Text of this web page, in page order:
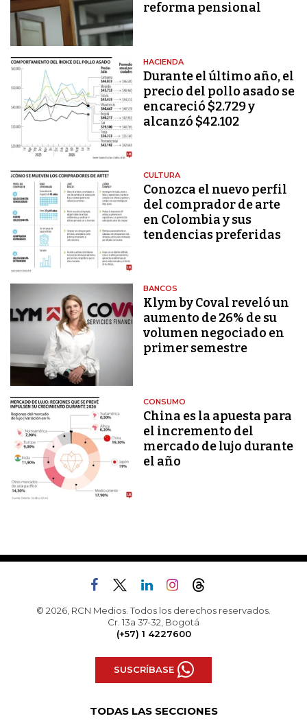
reforma pensional
HACIENDA
Durante el último año, el
precio del pollo asado se
encareció $2.729 y
alcanzó $42.102
CULTURA
Conozca el nuevo perfil
del comprador de arte
en Colombia y sus
tendencias preferidas
BANCOS
Klym by Coval reveló un
aumento de 26% de su
volumen negociado en
primer semestre
CONSUMO
China es la apuesta para
el incremento del
mercado de lujo durante
el año
© 2026, RCN Medios. Todos los derechos reservados.
Cr. 13a 37-32, Bogotá
(+57) 1 4227600
SUSCRÍBASE
TODAS LAS SECCIONES